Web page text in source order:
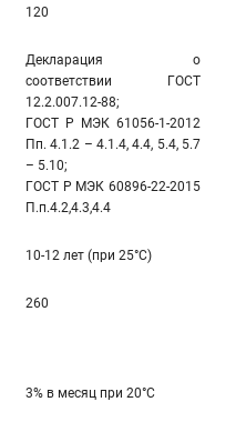
120
Декларация о
соответствии ГОСТ
12.2.007.12-88;
ГОСТ Р МЭК 61056-1-2012
Пп. 4.1.2 – 4.1.4, 4.4, 5.4, 5.7
– 5.10;
ГОСТ Р МЭК 60896-22-2015
П.п.4.2,4.3,4.4
10-12 лет (при 25°С)
260
3% в месяц при 20°С